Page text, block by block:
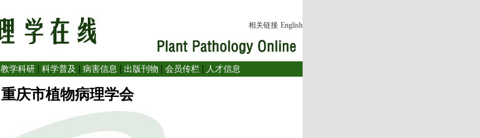
相关链接 English
教学科研 | 科学普及 | 病害信息 | 出版刊物 | 会员传栏 | 人才信息
重庆市植物病理学会